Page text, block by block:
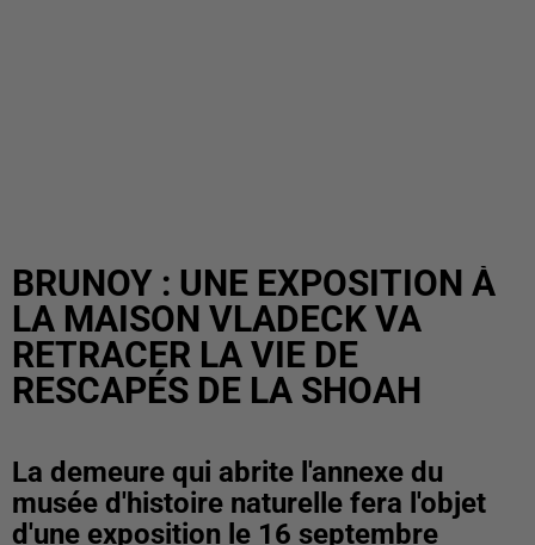
BRUNOY : UNE EXPOSITION À
LA MAISON VLADECK VA
RETRACER LA VIE DE
RESCAPÉS DE LA SHOAH
La demeure qui abrite l'annexe du
musée d'histoire naturelle fera l'objet
d'une exposition le 16 septembre